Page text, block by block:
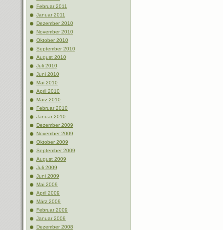
Februar 2011
Januar 2011
Dezember 2010
November 2010
Oktober 2010
September 2010
August 2010
Juli 2010
Juni 2010
Mai 2010
April 2010
März 2010
Februar 2010
Januar 2010
Dezember 2009
November 2009
Oktober 2009
September 2009
August 2009
Juli 2009
Juni 2009
Mai 2009
April 2009
März 2009
Februar 2009
Januar 2009
Dezember 2008